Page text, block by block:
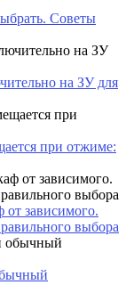
Советы
на ЗУ для
при отжиме:
зависимого.
выбора